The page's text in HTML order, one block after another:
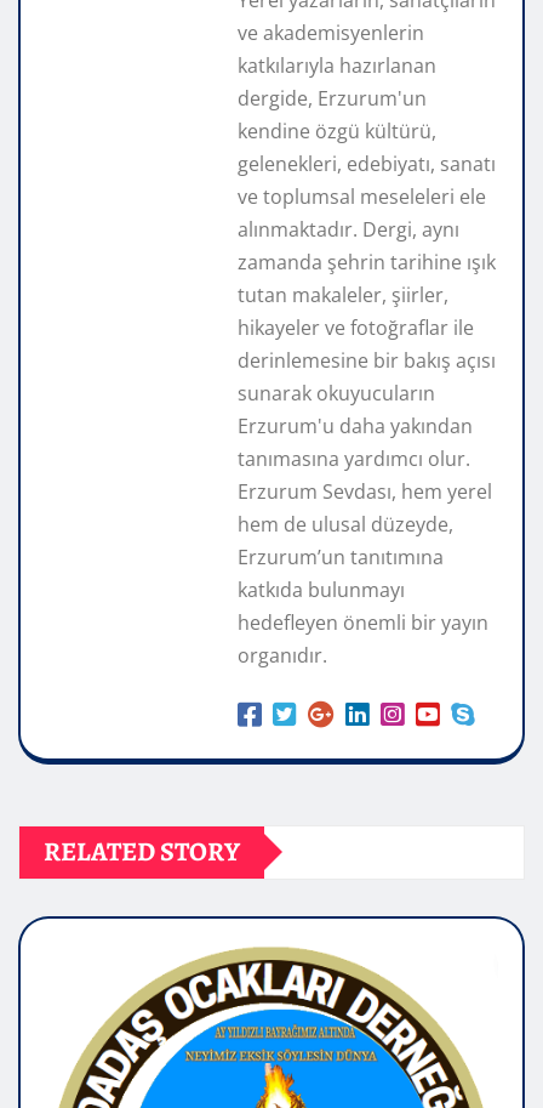
ve akademisyenlerin
katkılarıyla hazırlanan
dergide, Erzurum'un
kendine özgü kültürü,
gelenekleri, edebiyatı, sanatı
ve toplumsal meseleleri ele
alınmaktadır. Dergi, aynı
zamanda şehrin tarihine ışık
tutan makaleler, şiirler,
hikayeler ve fotoğraflar ile
derinlemesine bir bakış açısı
sunarak okuyucuların
Erzurum'u daha yakından
tanımasına yardımcı olur.
Erzurum Sevdası, hem yerel
hem de ulusal düzeyde,
Erzurum’un tanıtımına
katkıda bulunmayı
hedefleyen önemli bir yayın
organıdır.
RELATED STORY